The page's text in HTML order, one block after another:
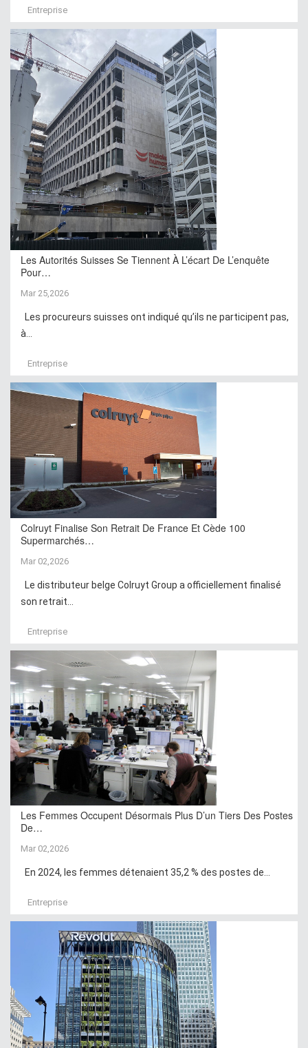
Entreprise
Les Autorités Suisses Se Tiennent À L’écart De L’enquête
Pour…
Mar 25,2026
Les procureurs suisses ont indiqué qu’ils ne participent pas,
à...
Entreprise
Colruyt Finalise Son Retrait De France Et Cède 100
Supermarchés…
Mar 02,2026
Le distributeur belge Colruyt Group a officiellement finalisé
son retrait...
Entreprise
Les Femmes Occupent Désormais Plus D’un Tiers Des Postes
De…
Mar 02,2026
En 2024, les femmes détenaient 35,2 % des postes de...
Entreprise